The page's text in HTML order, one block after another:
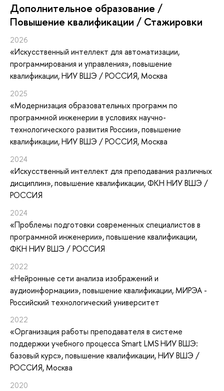
Дополнительное образование /
Повышение квалификации / Стажировки
2026
«Искусственный интеллект для автоматизации,
программирования и управления», повышение
квалификации, НИУ ВШЭ / РОССИЯ, Москва
2025
«Модернизация образовательных программ по
программной инженерии в условиях научно-
технологического развития России», повышение
квалификации, НИУ ВШЭ / РОССИЯ, Москва
2024
«Искусственный интеллект для преподавания различных
дисциплин», повышение квалификации, ФКН НИУ ВШЭ /
РОССИЯ
2024
«Проблемы подготовки современных специалистов в
программной инженерии», повышение квалификации,
ФКН НИУ ВШЭ / РОССИЯ
2022
«Нейронные сети анализа изображений и
аудиоинформации», повышение квалификации, МИРЭА -
Российский технологический университет
2022
«Организация работы преподавателя в системе
поддержки учебного процесса Smart LMS НИУ ВШЭ:
базовый курс», повышение квалификации, НИУ ВШЭ /
РОССИЯ, Москва
2020